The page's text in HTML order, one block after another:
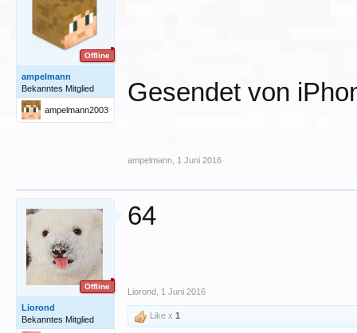
Offline
ampelmann
Bekanntes Mitglied
ampelmann2003
Gesendet von
ampelmann 1 Juni 2016
Offline
Liorond
Bekanntes Mitglied
64
Liorond 1 Juni 2016
Like x 1